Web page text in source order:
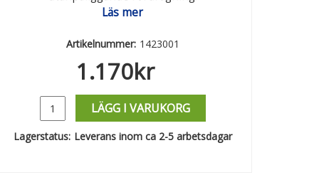
Läs mer
Artikelnummer: 1423001
1.170kr
LÄGG I VARUKORG
Lagerstatus: Leverans inom ca 2-5 arbetsdagar